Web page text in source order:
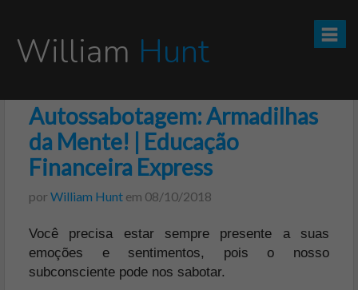
William Hunt
CURSO TESOURO DIRETO PRO
CURSO SEGREDOS DOS INVESTIMENTOS PARA INICIANTES
VÍDEOS
INFOGRÁFICOS
POSTS
Autossabotagem: Armadilhas
da Mente! | Educação
Financeira Express
por William Hunt em 08/10/2018
Você precisa estar sempre presente a suas
emoções e sentimentos, pois o nosso
subconsciente pode nos sabotar.